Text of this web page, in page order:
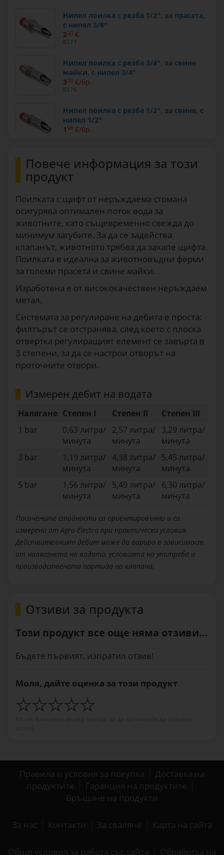
Нипел поилка с резба 1/2", за прасета,
с нипел 3/8"
220 €
0277
Нипел поилка с резба 3/4", за свине
майки, с нипел 3/4"
320 €/бр.
0276
Нипел поилка с резба 1/2", за свине, с
нипел 1/2"
1 98 €/бр.
неръждаема стомана, за прасета и
свине
5 20
Повече информация за този
продукт
Поилката с щифт от неръждаема стомана
осигурява оптимален поток вода за
животните, като същевременно свежда до
минимум загубите. За да се задейства
клапанът, животното трябва да захапе щифта.
Поилката е идеална за животновъдни ферми
за големи прасета и свине майки.
Изработенa е от висококачествен неръждаем
метал.
Системата за регулиране на дебита е проста:
филтърът се отстранява, след което с плоска
отвертка регулиращият елемент се завърта в
3 степени, за да се настрои отворът на
проточните отвори.
Измерен дебит на водата
Налягане Степен I Степен II
Степен III
1 bar
0,63 литра/
минута
2,57 литра/
минута
3,29 литра/
минута
3 bar
1,19 литра/
минута
4,38 литра/
минута
5,45 литра/
минута
5 bar
1,56 литра/
минута
5,49 литра/
минута
6,30 литра/
минута
Посочените стойности са ориентировъчни и са
измерени от Agro Electro при практически условия.
Действителният дебит може да варира в зависимост
от налягането на водата, условията на употреба и
производствената партида на клапана.
Отзиви за продукта
Този продукт все още няма отзиви...
Бъдете първият, изпратил отзив!
Моля, дайте оценка за този продукт
Правила и условия за покупка
Доставка на
продуктите
Гаранция на продуктите
Връщане на продукти
За нас Контакти За сваляне Карта на сайта
Общи условия за работа със сайта Обработка на